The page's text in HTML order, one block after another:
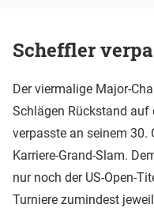
Scheffler
Der viermalige Major-
Schlägen Rückstand auf
verpasste an seinem 30.
Karriere-Grand-Slam.
nur noch der US-Open-
Turniere zumindest